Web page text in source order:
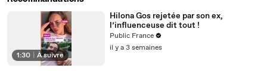
1:30 À suivre
Hilona Gos rejetée par son ex,
l’influenceuse dit tout !
Public France
il y a 3 semaines